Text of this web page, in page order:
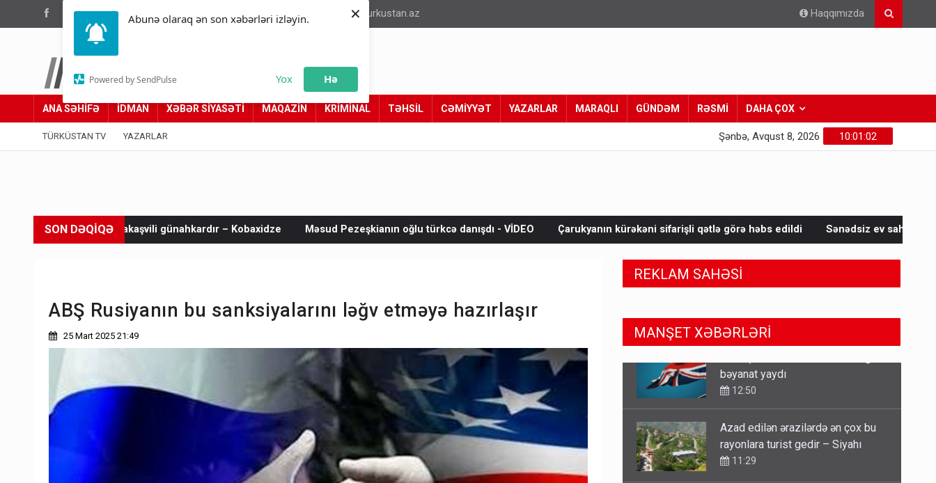
Abunə olaraq ən son xəbərləri izləyin.
Powered by SendPulse Yox Hə
×
(012) 449 94 05 info@turkustan.az Haqqımızda
Türküstan.az
Adımız yolumuzdur
ANA SƏHİFƏ İDMAN XƏBƏR SİYASƏTİ MAQAZİN KRİMİNAL TƏHSİL CƏMİYYƏT YAZARLAR MARAQLI GÜNDƏM RƏSMİ DAHA ÇOX
TÜRKÜSTAN TV YAZARLAR 10:01:03
Şənbə, Avqust 8, 2026
SON DƏQİQƏ
günahkardır – Kobaxidze Məsud Pezeşkianın oğlu türkcə danışdı - VİDEO Çarukyanın kürəkəni sifarişli qətlə görə həbs edildi Sənədsiz ev sahiblərinin nəzərinə: Çıxarış
ABŞ Rusiyanın bu sanksiyalarını ləğv etməyə hazırlaşır
25 Mart 2025 21:49
REKLAM SAHƏSİ
MANŞET XƏBƏRLƏRİ
Azad edilən ərazilərdə ən çox bu
rayonlara turist gedir – Siyahı
Xocavənddə traktor minaya düşdü